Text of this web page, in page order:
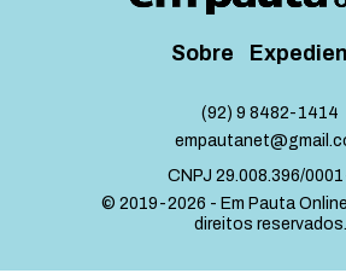
Sobre
(92) 9 8482-1414
CNPJ 29.008.396/
© 2019-2026 - Em Pauta
direitos reservados.